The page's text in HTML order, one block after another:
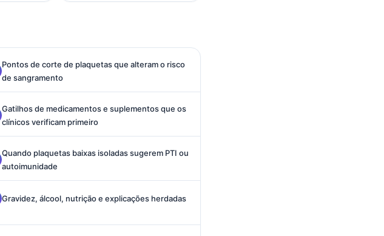
Pontos de corte de plaquetas que alteram o risco
de sangramento
Gatilhos de medicamentos e suplementos que os
clínicos verificam primeiro
Quando plaquetas baixas isoladas sugerem PTI ou
autoimunidade
Gravidez, álcool, nutrição e explicações herdadas